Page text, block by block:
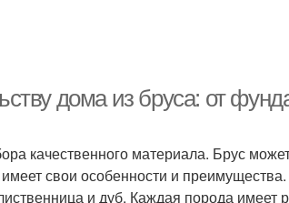
дома из бруса: от
качественного материала. Брус
свои особенности и
и дуб. Каждая порода имеет